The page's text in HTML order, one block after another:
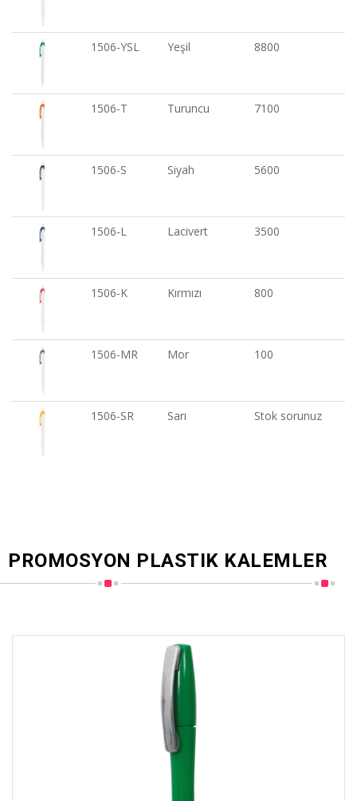
1506-YSL Yeşil 8800
1506-T Turuncu 7100
1506-S Siyah 5600
1506-L Lacivert 3500
1506-K Kırmızı 800
1506-MR Mor 100
1506-SR Sarı Stok sorunuz
PROMOSYON PLASTIK KALEMLER